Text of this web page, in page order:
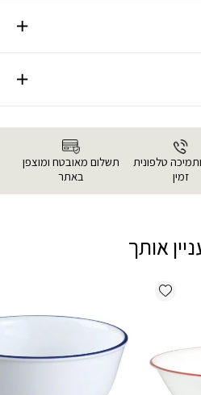
טלפונית
זמין
תשלום מאובטח ומוצפן
באתר
אותך
Add wishlist